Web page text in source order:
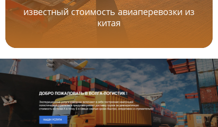
известный стоимость авиаперевозки из
китая